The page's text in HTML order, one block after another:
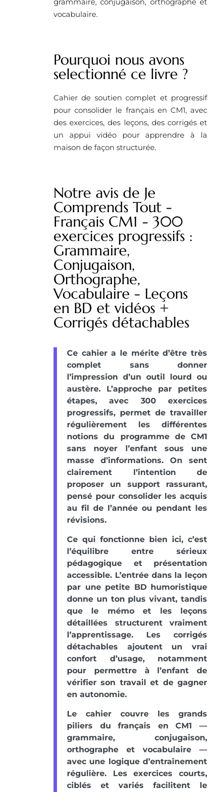
vocabulaire.
Pourquoi nous avons
selectionné ce livre ?
Cahier de soutien complet et progressif
pour consolider le français en CM1, avec
des exercices, des leçons, des corrigés et
un appui vidéo pour apprendre à la
maison de façon structurée.
Notre avis de Je
Comprends Tout -
Français CM1 - 300
exercices progressifs :
Grammaire,
Conjugaison,
Orthographe,
Vocabulaire - Leçons
en BD et vidéos +
Corrigés détachables
Ce cahier a le mérite d’être très
complet sans donner
l’impression d’un outil lourd ou
austère. L’approche par petites
étapes, avec 300 exercices
progressifs, permet de travailler
régulièrement les différentes
notions du programme de CM1
sans noyer l’enfant sous une
masse d’informations. On sent
clairement l’intention de
proposer un support rassurant,
pensé pour consolider les acquis
au fil de l’année ou pendant les
révisions.
Ce qui fonctionne bien ici, c’est
l’équilibre entre sérieux
pédagogique et présentation
accessible. L’entrée dans la leçon
par une petite BD humoristique
donne un ton plus vivant, tandis
que le mémo et les leçons
détaillées structurent vraiment
l’apprentissage. Les corrigés
détachables ajoutent un vrai
confort d’usage, notamment
pour permettre à l’enfant de
vérifier son travail et de gagner
en autonomie.
Le cahier couvre les grands
piliers du français en CM1 —
grammaire, conjugaison,
orthographe et vocabulaire —
avec une logique d’entraînement
régulière. Les exercices courts,
ciblés et variés facilitent le